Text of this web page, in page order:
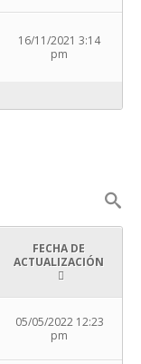
16/11/2021 3:14
pm
FECHA DE
ACTUALIZACIÓN
05/05/2022 12:23
pm